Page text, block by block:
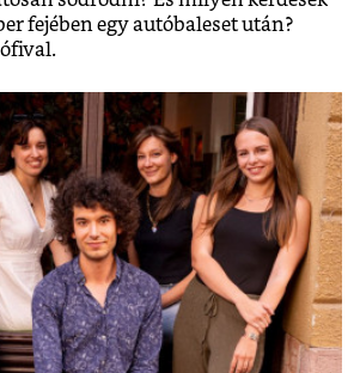
fejében egy autóbaleset után?